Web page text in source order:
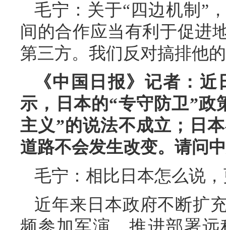
毛宁：关于“四边机制”
间的合作应当有利于促进
第三方。我们反对搞排他
《中国日报》记者：
示，日本的“专守防卫”政
主义”的说法不成立；日
道路不会发生改变。请问
毛宁：相比日本怎么说
近年来日本政府不断扩
频参加军演、推进部署